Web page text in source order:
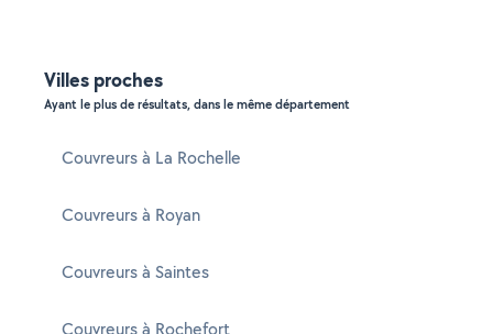
Villes proches
Ayant le plus de résultats, dans le même département
Couvreurs à La Rochelle
Couvreurs à Royan
Couvreurs à Saintes
Couvreurs à Rochefort